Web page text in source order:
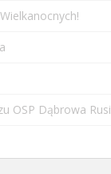
OSP Dąbrowa